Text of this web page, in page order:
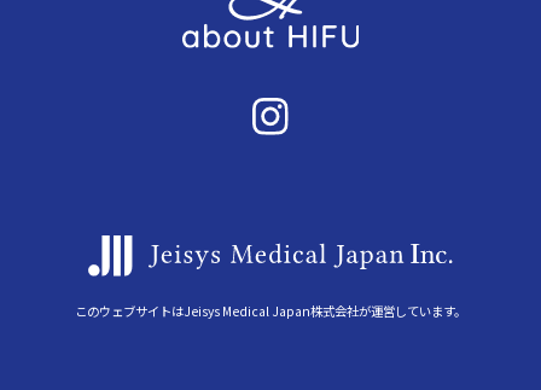
このウェブサイトはJeisys Medical Japan株式会社が運営しています。